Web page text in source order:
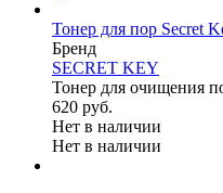
Тонер для пор Secret
Бренд
SEСRET KEY
Тонер для очищения
620 руб.
Нет в наличии
Нет в наличии